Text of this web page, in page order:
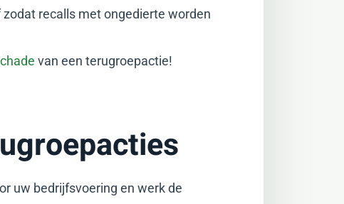
recalls met ongedierte worden
van een terugroepactie!
uw bedrijfsvoering en werk de